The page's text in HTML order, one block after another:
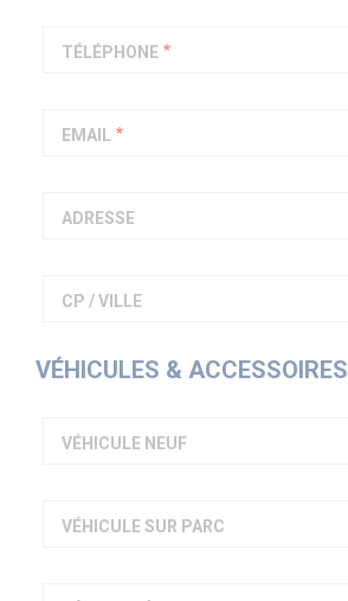
TÉLÉPHONE
EMAIL
ADRESSE
CP / VILLE
VÉHICULES & ACCESSOIRES
VÉHICULE NEUF
VÉHICULE SUR PARC